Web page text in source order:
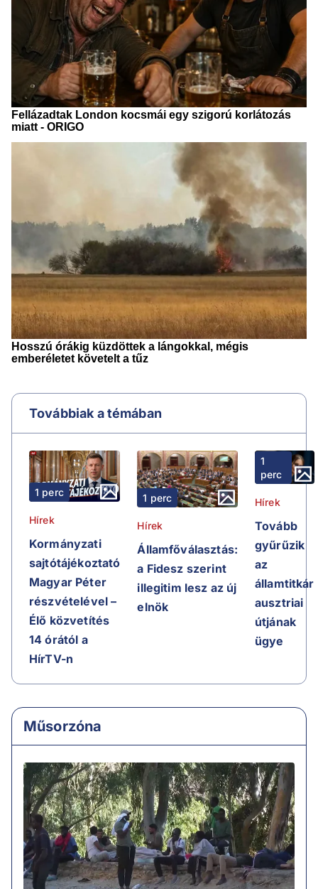
Továbbiak a témában
1 perc
Hírek
Kormányzati
sajtótájékoztató
Magyar Péter
részvételével –
Élő közvetítés
14 órától a
HírTV-n
1 perc
Hírek
Államfőválasztás:
a Fidesz szerint
illegitim lesz az új
elnök
1
perc
Hírek
Tovább
gyűrűzik
az
államtitkár
ausztriai
útjának
ügye
Műsorzóna